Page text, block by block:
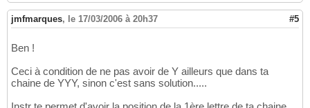
jmfmarques, le 17/03/2006 à 20h37 #5
Ben !
Ceci à condition de ne pas avoir de Y ailleurs que dans ta
chaine de YYY, sinon c'est sans solution.....